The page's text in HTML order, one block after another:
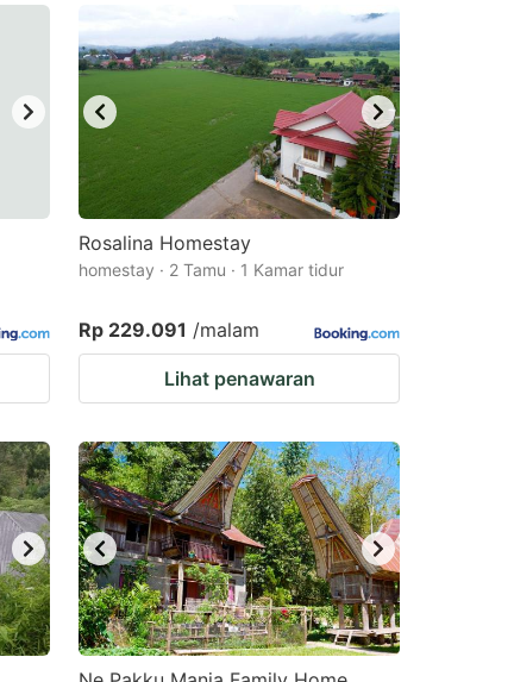
Rosalina Homestay
homestay · 2 Tamu · 1 Kamar tidur
Rp 229.091 /malam
Lihat penawaran